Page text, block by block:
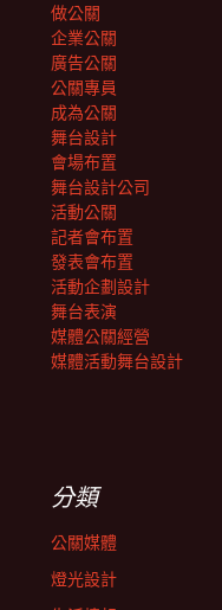
做公關
企業公關
廣告公關
公關專員
成為公關
舞台設計
會場布置
舞台設計公司
活動公關
記者會布置
發表會布置
活動企劃設計
舞台表演
媒體公關經營
媒體活動舞台設計
分類
公關媒體
燈光設計